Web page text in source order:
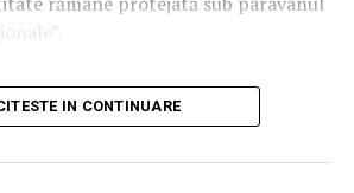
tumorale sau
unei dureri lombare care coboară
arăta dacă un disc
reprezintă o etapă esențială
(Space-Based Airborne Moving
a acestui an. Inițiativa este
IN CONTINUARE